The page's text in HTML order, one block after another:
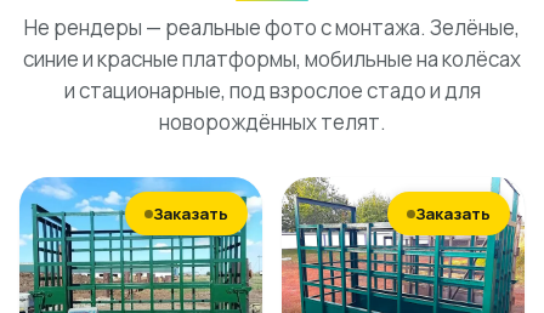
Не рендеры — реальные фото с монтажа. Зелёные,
синие и красные платформы, мобильные на колёсах
и стационарные, под взрослое стадо и для
новорождённых телят.
Заказать Заказать